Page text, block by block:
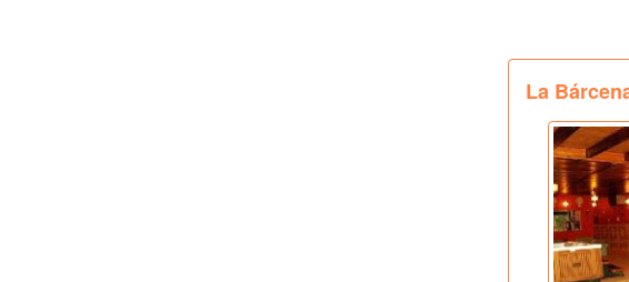
La